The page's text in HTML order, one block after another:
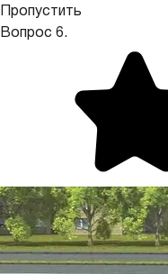
Пропустить
Вопрос 6.